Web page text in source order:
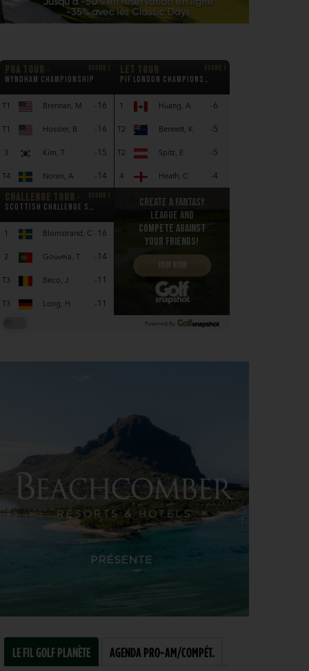
LE FIL GOLF PLANÈTE AGENDA PRO-AM/COMPÉT.